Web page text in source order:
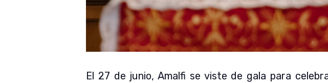
El 27 de junio, Amalfi se viste de gala para